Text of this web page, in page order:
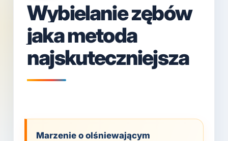
Wybielanie zębów
jaka metoda
najskuteczniejsza
Marzenie o olśniewającym